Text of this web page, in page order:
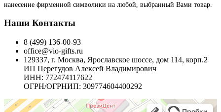
нанесение фирменной символики на любой, выбранный Вами товар.
Наши Контакты
8 (499) 136-00-93
office@vio-gifts.ru
129337, г. Москва, Ярославское шоссе, дом 114, корп.2
ИП Перегудов Алексей Владимирович
ИНН: 772474117622
ОГРН/ОГРНИП: 309774604400292